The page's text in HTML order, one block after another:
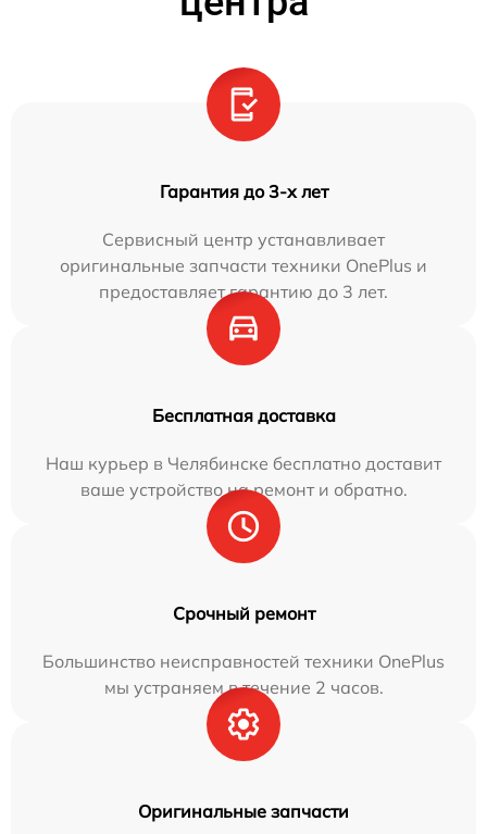
Гарантия до 3-х лет
Сервисный центр устанавливает
оригинальные запчасти техники OnePlus и
предоставляет гарантию до 3 лет.
Бесплатная доставка
Наш курьер в Челябинске бесплатно доставит
ваше устройство на ремонт и обратно.
Срочный ремонт
Большинство неисправностей техники OnePlus
мы устраняем в течение 2 часов.
Оригинальные запчасти